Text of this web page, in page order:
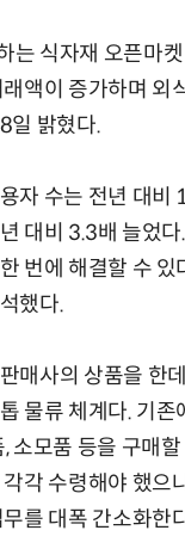
는 식자재 오픈마
액이 증가하며 외
일 밝혔다.
자 수는 전년 대비
대비 3.3배 늘었
번에 해결할 수 있
했다.
매사의 상품을 한
물류 체계다. 기존
소모품 등을 구매
각 수령해야 했으
를 대폭 간소화한